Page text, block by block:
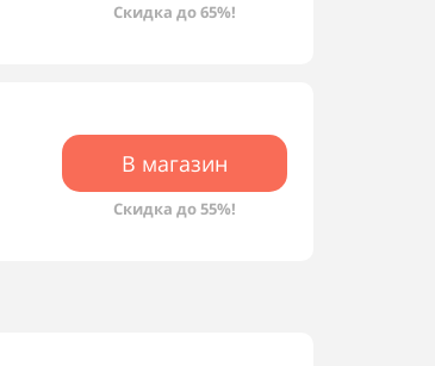
Скидка до 65%!
В магазин
Скидка до 55%!